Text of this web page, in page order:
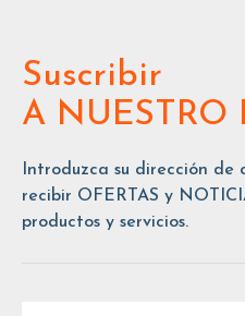
Suscribir
A NUESTRO
Introduzca su dirección
recibir OFERTAS y
productos y servicios.